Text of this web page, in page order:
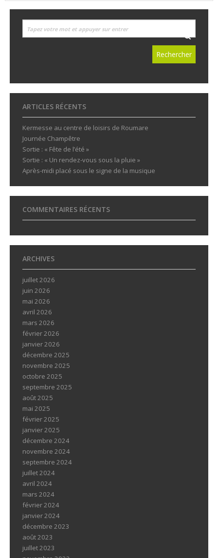
ARTICLES RÉCENTS
Kermesse au centre de loisirs de Roumare
Journée Champêtre
Sortie : « Fête de l’été »
Sortie : « Un rendez-vous sous la pluie »
Après-midi placé sous le signe de la musique
COMMENTAIRES RÉCENTS
ARCHIVES
juillet 2026
juin 2026
mai 2026
avril 2026
mars 2026
février 2026
janvier 2026
décembre 2025
novembre 2025
octobre 2025
septembre 2025
août 2025
mai 2025
février 2025
janvier 2025
décembre 2024
novembre 2024
septembre 2024
juillet 2024
avril 2024
mars 2024
février 2024
janvier 2024
décembre 2023
août 2023
juillet 2023